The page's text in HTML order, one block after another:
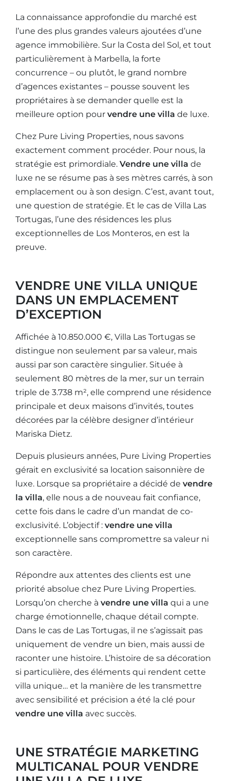
La connaissance approfondie du marché est
l’une des plus grandes valeurs ajoutées d’une
agence immobilière. Sur la Costa del Sol, et tout
particulièrement à Marbella, la forte
concurrence – ou plutôt, le grand nombre
d’agences existantes – pousse souvent les
propriétaires à se demander quelle est la
meilleure option pour vendre une villa de luxe.
Chez Pure Living Properties, nous savons
exactement comment procéder. Pour nous, la
stratégie est primordiale. Vendre une villa de
luxe ne se résume pas à ses mètres carrés, à son
emplacement ou à son design. C’est, avant tout,
une question de stratégie. Et le cas de Villa Las
Tortugas, l’une des résidences les plus
exceptionnelles de Los Monteros, en est la
preuve.
VENDRE UNE VILLA UNIQUE
DANS UN EMPLACEMENT
D’EXCEPTION
Affichée à 10.850.000 €, Villa Las Tortugas se
distingue non seulement par sa valeur, mais
aussi par son caractère singulier. Située à
seulement 80 mètres de la mer, sur un terrain
triple de 3.738 m², elle comprend une résidence
principale et deux maisons d’invités, toutes
décorées par la célèbre designer d’intérieur
Mariska Dietz.
Depuis plusieurs années, Pure Living Properties
gérait en exclusivité sa location saisonnière de
luxe. Lorsque sa propriétaire a décidé de vendre
la villa, elle nous a de nouveau fait confiance,
cette fois dans le cadre d’un mandat de co-
exclusivité. L’objectif : vendre une villa
exceptionnelle sans compromettre sa valeur ni
son caractère.
Répondre aux attentes des clients est une
priorité absolue chez Pure Living Properties.
Lorsqu’on cherche à vendre une villa qui a une
charge émotionnelle, chaque détail compte.
Dans le cas de Las Tortugas, il ne s’agissait pas
uniquement de vendre un bien, mais aussi de
raconter une histoire. L’histoire de sa décoration
si particulière, des éléments qui rendent cette
villa unique… et la manière de les transmettre
avec sensibilité et précision a été la clé pour
vendre une villa avec succès.
UNE STRATÉGIE MARKETING
MULTICANAL POUR VENDRE